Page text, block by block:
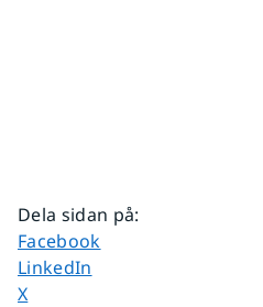
Dela sidan på:
Dela sidan på
Facebook
Dela sidan på
LinkedIn
Dela sidan på
X